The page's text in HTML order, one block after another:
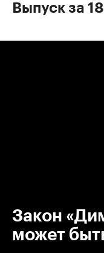
Выпуск за
Закон
может